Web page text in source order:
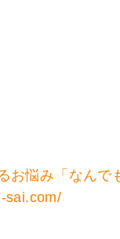
お悩み「なん